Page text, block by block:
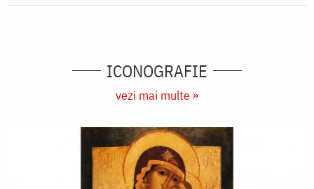
ICONOGRAFIE
vezi mai multe »